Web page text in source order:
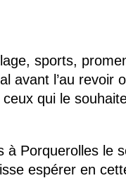
sports,
avant l’au revoir
qui le
à Porquerolles le
espérer en